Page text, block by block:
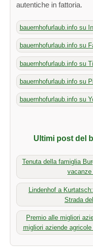
autentiche in fattoria.
bauernhofurlaub.info su
bauernhofurlaub.info su
bauernhofurlaub.info su
bauernhofurlaub.info su
bauernhofurlaub.info su
Ultimi post del
Tenuta della famiglia
Lindenhof a
Strada
Premio alle migliori
migliori aziende